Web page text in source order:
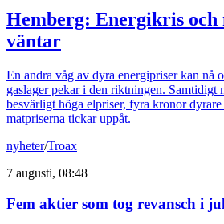
Hemberg: Energikris och
väntar
En andra våg av dyra energipriser kan nå
gaslager pekar i den riktningen. Samtidigt
besvärligt höga elpriser, fyra kronor
matpriserna tickar uppåt.
nyheter/Troax
7 augusti, 08:48
Fem aktier som tog revansch i